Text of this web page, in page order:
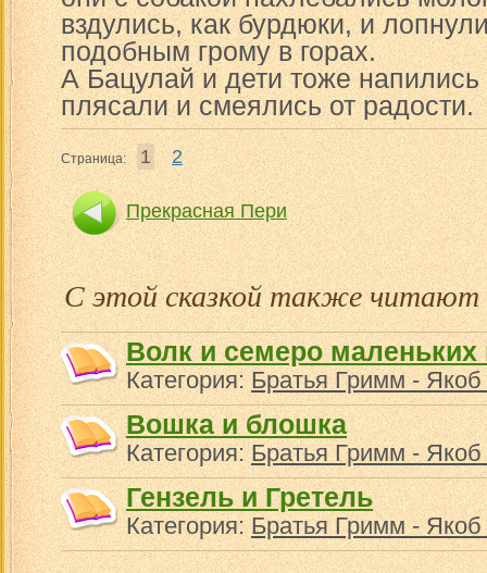
вздулись, как бурдюки, и
подобным грому в горах.
А Бацулай и дети тоже
плясали и смеялись от радости.
Страница: 1 2
Прекрасная Пери
С этой сказкой также читают
Волк и семеро маленьких
Категория:Братья Гримм -
Вошка и блошка
Категория:Братья Гримм -
Гензель и Гретель
Категория:Братья Гримм -